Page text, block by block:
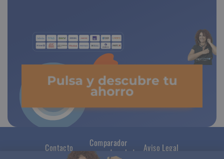
Pulsa y descubre tu
ahorro
Contacto
Comparador
seguros de salud
Aviso Legal